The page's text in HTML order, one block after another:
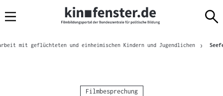
Navigation
zum
zur
amBrotkrümelnavigation
mit geflüchteten und einheimischen Kindern und Jugendlichen
Kategorie:
Filmbesprechung